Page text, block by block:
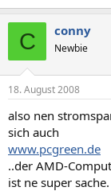
C conny
Newbie
18. August 2008
also nen
sich auch
www.pcgreen.de
..der AMD-
ist ne super sache.